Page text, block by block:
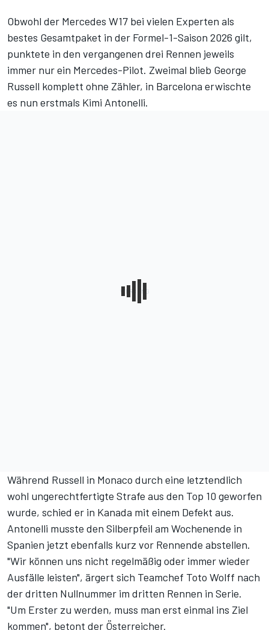
Obwohl der Mercedes W17 bei vielen Experten als
bestes Gesamtpaket in der Formel-1-Saison 2026 gilt,
punktete in den vergangenen drei Rennen jeweils
immer nur ein Mercedes-Pilot. Zweimal blieb George
Russell komplett ohne Zähler, in Barcelona erwischte
es nun erstmals Kimi Antonelli.
Während Russell in Monaco durch eine letztendlich
wohl ungerechtfertigte Strafe aus den Top 10 geworfen
wurde, schied er in Kanada mit einem Defekt aus.
Antonelli musste den Silberpfeil am Wochenende in
Spanien jetzt ebenfalls kurz vor Rennende abstellen.
"Wir können uns nicht regelmäßig oder immer wieder
Ausfälle leisten", ärgert sich Teamchef Toto Wolff nach
der dritten Nullnummer im dritten Rennen in Serie.
"Um Erster zu werden, muss man erst einmal ins Ziel
kommen", betont der Österreicher.